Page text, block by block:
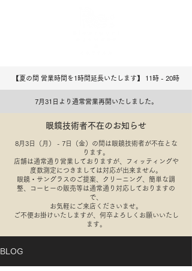
【夏の間 営業時間を1時間延長いたします】 11時 - 20​時
7月31日より通常営業再開いたしました。
眼鏡技術者不在のお知らせ
8月3日（月） - 7日（金）の間は眼鏡技術者が不在とな
ります。
店舗は通常通り営業しておりますが、フィッティングや
度数測定につきましては対応が出来ません。
​眼鏡・サングラスのご提案、クリーニング、簡単な調
整、コーヒーの販売等は通常通り対応しておりますの
で、
​お気軽にご来店くださいませ。
​ご不便お掛けいたしますが、何卒よろしくお願いいたし
ます。
BLOG